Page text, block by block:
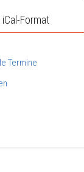
Format
Termine